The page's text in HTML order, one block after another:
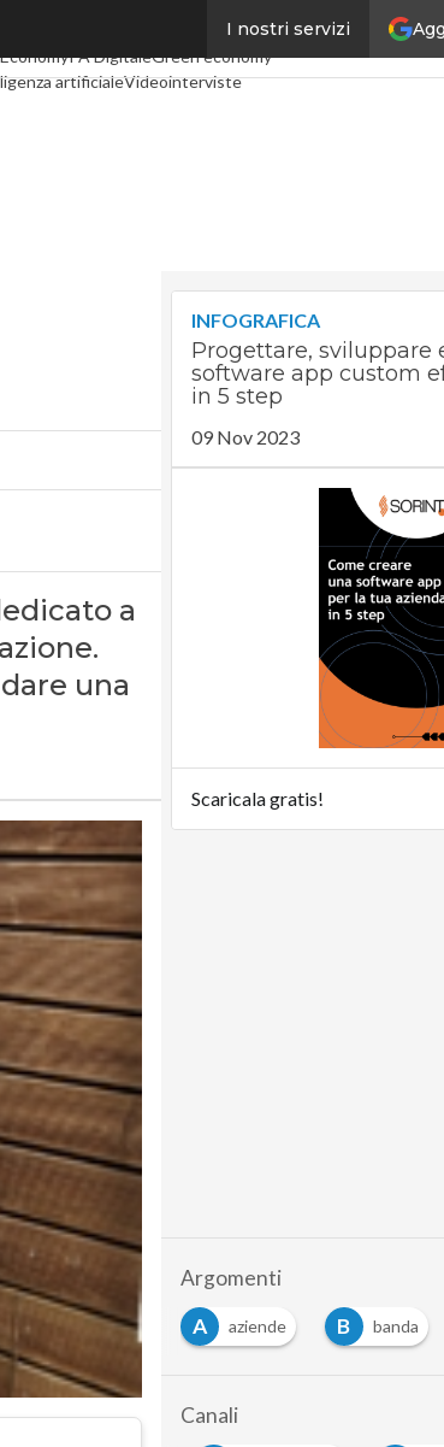
I nostri servizi
Industria 4.0
PA DigitaleGreen economy
artificialeVideointerviste
a
una
INFOGRAFICA
Progettare, sviluppare
software app custom
in 5 step
09 Nov 2023
Scaricala gratis!
Argomenti
A aziende B banda C Camera
Canali